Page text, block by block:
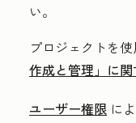
い。
プロジェクトを使
作成と管理」に
ユーザー権限 に